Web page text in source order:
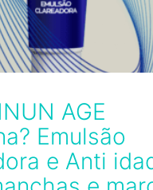
AGE
Emulsão
e Anti